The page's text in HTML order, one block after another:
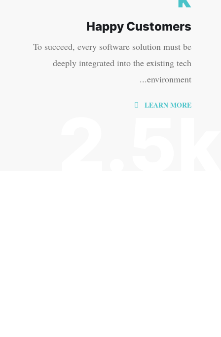
Happy Customers
To succeed, every software solution must be
deeply integrated into the existing tech
environment...
LEARN MORE